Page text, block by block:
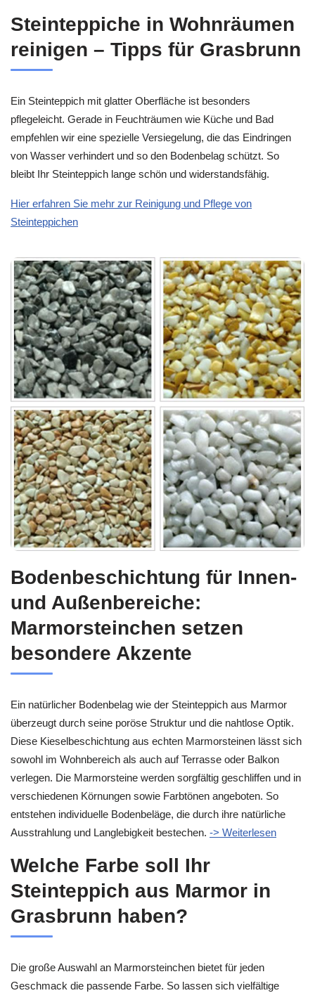
Steinteppiche in Wohnräumen
reinigen – Tipps für Grasbrunn
Ein Steinteppich mit glatter Oberfläche ist besonders
pflegeleicht. Gerade in Feuchträumen wie Küche und Bad
empfehlen wir eine spezielle Versiegelung, die das Eindringen
von Wasser verhindert und so den Bodenbelag schützt. So
bleibt Ihr Steinteppich lange schön und widerstandsfähig.
Hier erfahren Sie mehr zur Reinigung und Pflege von
Steinteppichen
Bodenbeschichtung für Innen-
und Außenbereiche:
Marmorsteinchen setzen
besondere Akzente
Ein natürlicher Bodenbelag wie der Steinteppich aus Marmor
überzeugt durch seine poröse Struktur und die nahtlose Optik.
Diese Kieselbeschichtung aus echten Marmorsteinen lässt sich
sowohl im Wohnbereich als auch auf Terrasse oder Balkon
verlegen. Die Marmorsteine werden sorgfältig geschliffen und in
verschiedenen Körnungen sowie Farbtönen angeboten. So
entstehen individuelle Bodenbeläge, die durch ihre natürliche
Ausstrahlung und Langlebigkeit bestechen. -> Weiterlesen
Welche Farbe soll Ihr
Steinteppich aus Marmor in
Grasbrunn haben?
Die große Auswahl an Marmorsteinchen bietet für jeden
Geschmack die passende Farbe. So lassen sich vielfältige